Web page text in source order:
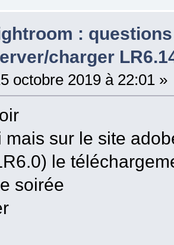
:
charger
octobre 2019 à 22:01 »
mais sur le site
le
soirée